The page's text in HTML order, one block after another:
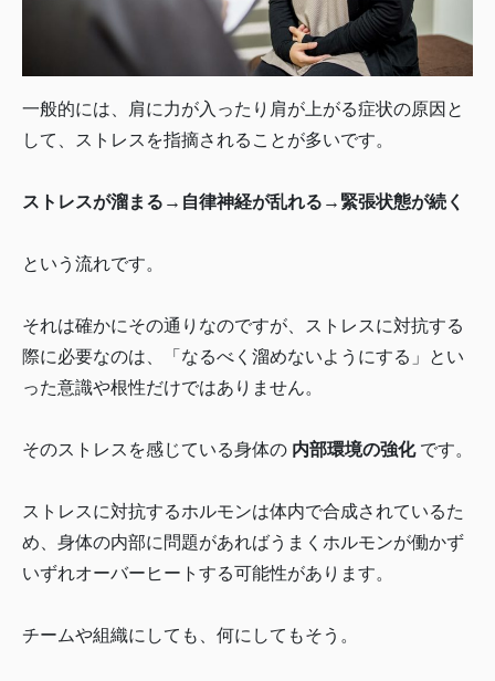
一般的には、肩に力が入ったり肩が上がる症状の原因と
して、ストレスを指摘されることが多いです。
ストレスが溜まる→自律神経が乱れる→緊張状態が続く
という流れです。
それは確かにその通りなのですが、ストレスに対抗する
際に必要なのは、「なるべく溜めないようにする」とい
った意識や根性だけではありません。
そのストレスを感じている身体の 内部環境の強化です。
ストレスに対抗するホルモンは体内で合成されているた
め、身体の内部に問題があればうまくホルモンが働かず
いずれオーバーヒートする可能性があります。
チームや組織にしても、何にしてもそう。